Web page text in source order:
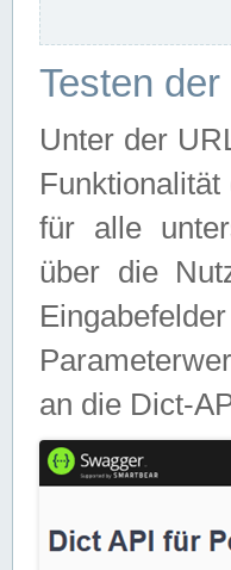
Testen
Unter der
für alle
über die
an die Dict-